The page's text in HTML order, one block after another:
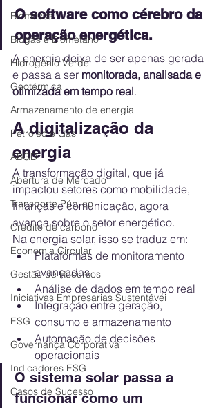
Biomassa
Biogás e Biometano
Hidrogênio Verde
Geotérmica
Armazenamento de energia
Petróleo e Gás
ABGD
Abertura de Mercado
Transporte Público
Crédito de carbono
Economia Circular
Gestão de Recursos
Iniciativas Empresarias Sustentávei
ESG
Governança Corporativa
Indicadores ESG
Casos de Sucesso
O software como cérebro da
operação energética.
A energia deixa de ser apenas gerada
e passa a ser monitorada, analisada e
otimizada em tempo real.
A digitalização da
energia
A transformação digital, que já
impactou setores como mobilidade,
finanças e comunicação, agora
avança sobre o setor energético.
Na energia solar, isso se traduz em:
Plataformas de monitoramento
avançadas
Análise de dados em tempo real
Integração entre geração,
consumo e armazenamento
Automação de decisões
operacionais
O sistema solar passa a
funcionar como um